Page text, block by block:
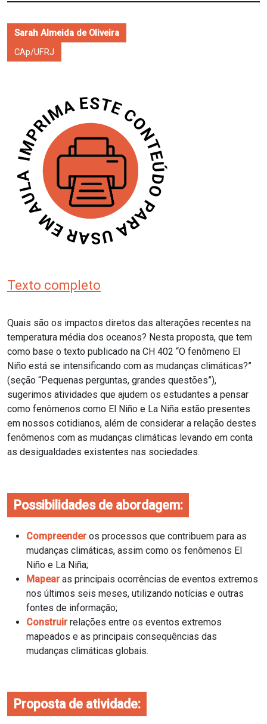
Sarah Almeida de Oliveira
CAp/UFRJ
Texto completo
Quais são os impactos diretos das alterações recentes na
temperatura média dos oceanos? Nesta proposta, que tem
como base o texto publicado na CH 402 “O fenômeno El
Niño está se intensificando com as mudanças climáticas?”
(seção “Pequenas perguntas, grandes questões”),
sugerimos atividades que ajudem os estudantes a pensar
como fenômenos como El Niño e La Niña estão presentes
em nossos cotidianos, além de considerar a relação destes
fenômenos com as mudanças climáticas levando em conta
as desigualdades existentes nas sociedades.
Possibilidades de abordagem:
Compreenderos processos que contribuem para as
mudanças climáticas, assim como os fenômenos El
Niño e La Niña;
Mapearas principais ocorrências de eventos extremos
nos últimos seis meses, utilizando notícias e outras
fontes de informação;
Construirrelações entre os eventos extremos
mapeados e as principais consequências das
mudanças climáticas globais.
Proposta de atividade: